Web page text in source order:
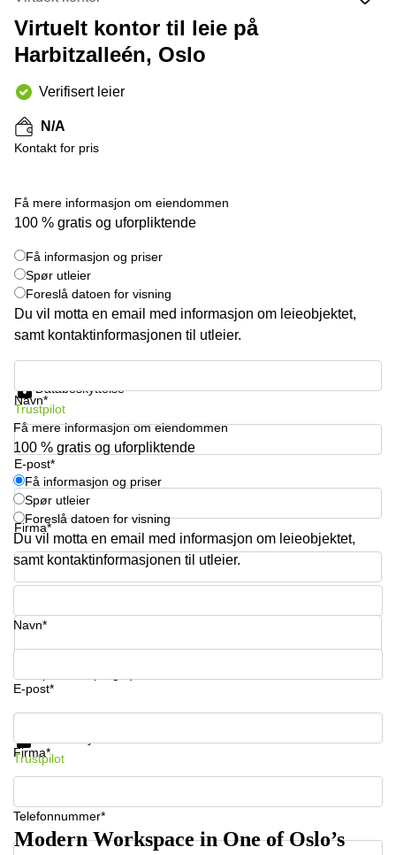
Oslo
Virtuelt
kontor
Oslo
Coworking
Kontor
Bergen
Næringslokaler
til leie
Kontorhotell
Trondheim
Kontorfellesskap
Trondheim
Leie
kontor
Trondheim
Leie
kontor
Drammen
Leie
kontor
Bærum
Bærum
Leie
Eidsvoll
Fjordalléen
16 Oslo
Nydalsveien
28 Oslo
Nansen
plass 4
13 Asker
Linges
vei 25
Fornebu
Lysaker
Torg 5
Kohts
vei 9
Lysaker
Strandveien
6 Drammen
Lars
Hilles
gate 30
Bergen
Kasperveien
Meierigata
Hammerstadvegen
17A
Trondheim
Virtuelt kontor til leie på
Harbitzalleén, Oslo
Verifisert leier
N/A
Kontakt for pris
Få mere informasjon om eiendommen
100 % gratis og uforpliktende
Få informasjon og priser
Spør utleier
Foreslå datoen for visning
Du vil motta en email med informasjon om leieobjektet,
samt kontaktinformasjonen til utleier.
Navn*
E-post*
Firma*
Telefonnummer*
Databeskyttelse
Trustpilot
Få mere informasjon om eiendommen
100 % gratis og uforpliktende
Få informasjon og priser
Spør utleier
Foreslå datoen for visning
Du vil motta en email med informasjon om leieobjektet,
samt kontaktinformasjonen til utleier.
Navn*
E-post*
Firma*
Telefonnummer*
Få informasjon og priser
Trustpilot
Modern Workspace in One of Oslo’s